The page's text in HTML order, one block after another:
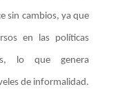
sin cambios, ya que
en las políticas
lo que genera
de informalidad.